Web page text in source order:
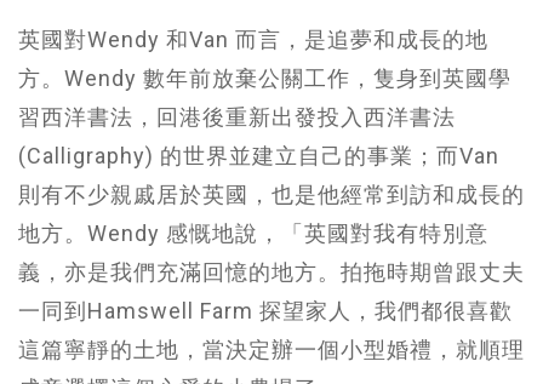
英國對Wendy 和Van 而言，是追夢和成長的地
方。Wendy 數年前放棄公關工作，隻身到英國學
習西洋書法，回港後重新出發投入西洋書法
(Calligraphy) 的世界並建立自己的事業；而Van
則有不少親戚居於英國，也是他經常到訪和成長的
地方。Wendy 感慨地說，「英國對我有特別意
義，亦是我們充滿回憶的地方。拍拖時期曾跟丈夫
一同到Hamswell Farm 探望家人，我們都很喜歡
這篇寧靜的土地，當決定辦一個小型婚禮，就順理